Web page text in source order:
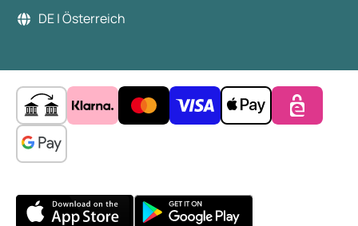
DE | Österreich